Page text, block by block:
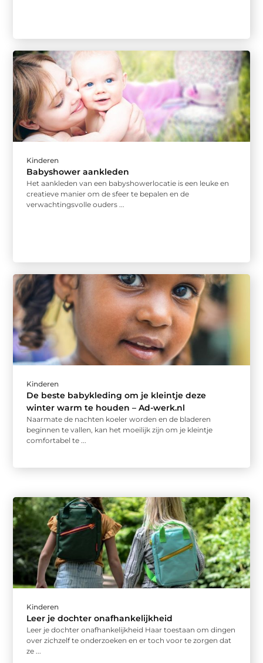
Kinderen
Babyshower aankleden
Het aankleden van een babyshowerlocatie is een leuke en
creatieve manier om de sfeer te bepalen en de
verwachtingsvolle ouders ...
Kinderen
De beste babykleding om je kleintje deze
winter warm te houden – Ad-werk.nl
Naarmate de nachten koeler worden en de bladeren
beginnen te vallen, kan het moeilijk zijn om je kleintje
comfortabel te ...
Kinderen
Leer je dochter onafhankelijkheid
Leer je dochter onafhankelijkheid Haar toestaan ​​om dingen
over zichzelf te onderzoeken en er toch voor te zorgen dat
ze ...